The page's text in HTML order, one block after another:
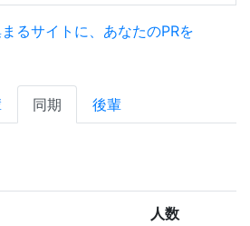
るサイトに、あなたのPRを
同期 後輩
人数